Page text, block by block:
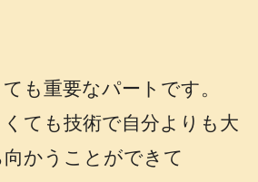
も重要なパートです。
ても技術で自分よりも大
かうことができて